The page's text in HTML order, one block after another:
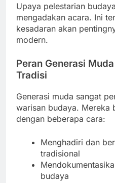
Upaya pelestarian
mengadakan acara. Ini
kesadaran akan
modern.
Peran Generasi
Tradisi
Generasi muda sangat
warisan budaya. Mereka
dengan beberapa cara:
Menghadiri dan
tradisional
budaya